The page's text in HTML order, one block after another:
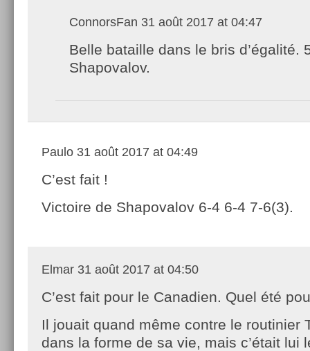
ConnorsFan 31 août 2017 at 04:47
Belle bataille dans le bris d’égalité.
Shapovalov.
Paulo 31 août 2017 at 04:49
C’est fait !
Victoire de Shapovalov 6-4 6-4 7-6(3).
Elmar 31 août 2017 at 04:50
C’est fait pour le Canadien. Quel été
Il jouait quand même contre le routinier
dans la forme de sa vie, mais c’était lui